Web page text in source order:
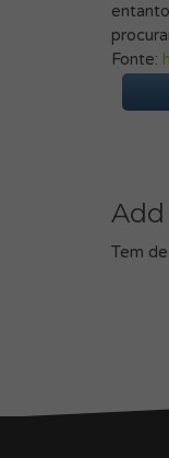
Fonte:
Tem de